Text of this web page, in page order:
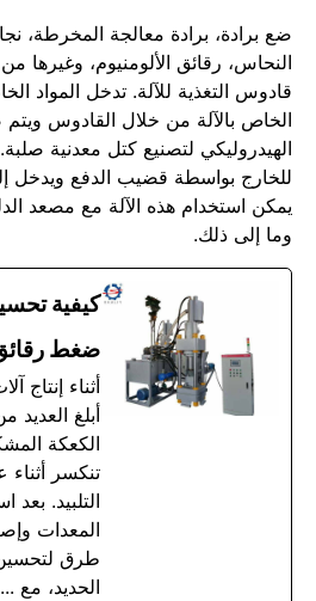
ضع برادة، برادة معالجة المخرطة،
النحاس، رقائق الألومنيوم، وغيرها
قادوس التغذية للآلة. تدخل المواد
الخاص بالآلة من خلال القادوس
الهيدروليكي لتصنيع كتل معدنية
للخارج بواسطة قضيب الدفع ويدخل
يمكن استخدام هذه الآلة مع مصعد
وما إلى ذلك.
كيفية
ضغط
أثناء إنتاج
أبلغ العديد
الكعكة
تنكسر أثناء
التلبيد.
المعدات
طرق
الحديد، مع ...